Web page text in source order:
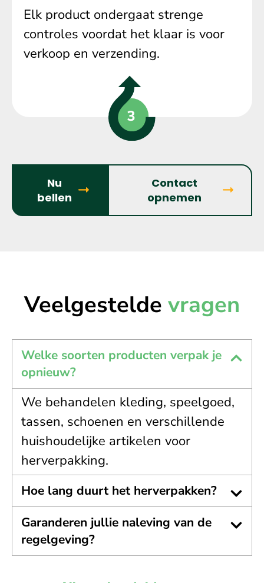
Elk product ondergaat strenge
controles voordat het klaar is voor
verkoop en verzending.
Nu
bellen
Contact
opnemen
Veelgestelde vragen
Welke soorten producten verpak je
opnieuw?
We behandelen kleding, speelgoed,
tassen, schoenen en verschillende
huishoudelijke artikelen voor
herverpakking.
Hoe lang duurt het herverpakken?
Garanderen jullie naleving van de
regelgeving?